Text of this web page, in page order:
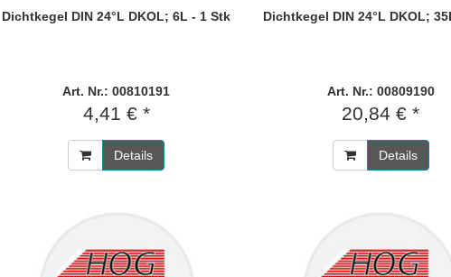
Dichtkegel DIN 24°L DKOL; 6L - 1 Stk
Art. Nr.: 00810191
4,41 € *
Details
Dichtkegel DIN 24°L DKOL;
Art. Nr.: 00809190
20,84 € *
Details